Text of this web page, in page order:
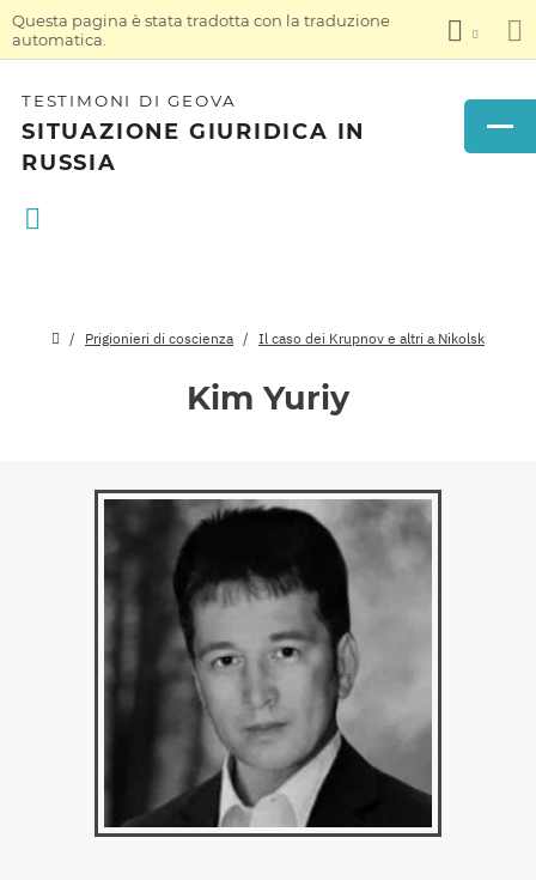
Questa pagina è stata tradotta con la traduzione
automatica.
TESTIMONI DI GEOVA
SITUAZIONE GIURIDICA IN
RUSSIA
Prigionieri di coscienza Il caso dei Krupnov e altri a Nikolsk
Kim Yuriy